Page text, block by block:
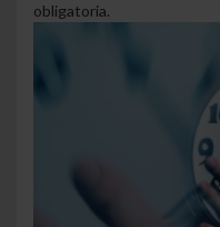
obligatoria.